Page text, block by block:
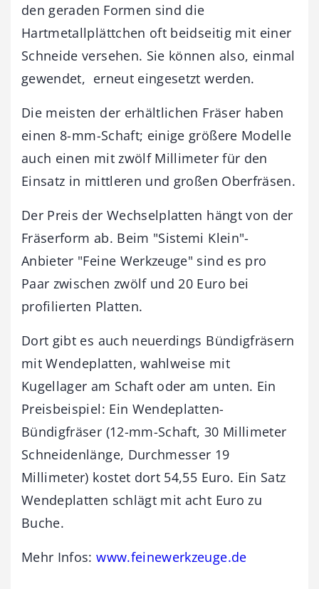
den geraden Formen sind die
Hartmetallplättchen oft beidseitig mit einer
Schneide versehen. Sie können also, einmal
gewendet, erneut eingesetzt werden.
Die meisten der erhältlichen Fräser haben
einen 8-mm-Schaft; einige größere Modelle
auch einen mit zwölf Millimeter für den
Einsatz in mittleren und großen Oberfräsen.
Der Preis der Wechselplatten hängt von der
Fräserform ab. Beim "Sistemi Klein"-
Anbieter "Feine Werkzeuge" sind es pro
Paar zwischen zwölf und 20 Euro bei
profilierten Platten.
Dort gibt es auch neuerdings Bündigfräsern
mit Wendeplatten, wahlweise mit
Kugellager am Schaft oder am unten. Ein
Preisbeispiel: Ein Wendeplatten-
Bündigfräser (12-mm-Schaft, 30 Millimeter
Schneidenlänge, Durchmesser 19
Millimeter) kostet dort 54,55 Euro. Ein Satz
Wendeplatten schlägt mit acht Euro zu
Buche.
Mehr Infos:www.feinewerkzeuge.de